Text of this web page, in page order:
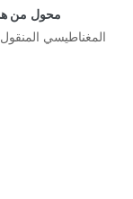
محول من
المغناطيسي المنقول